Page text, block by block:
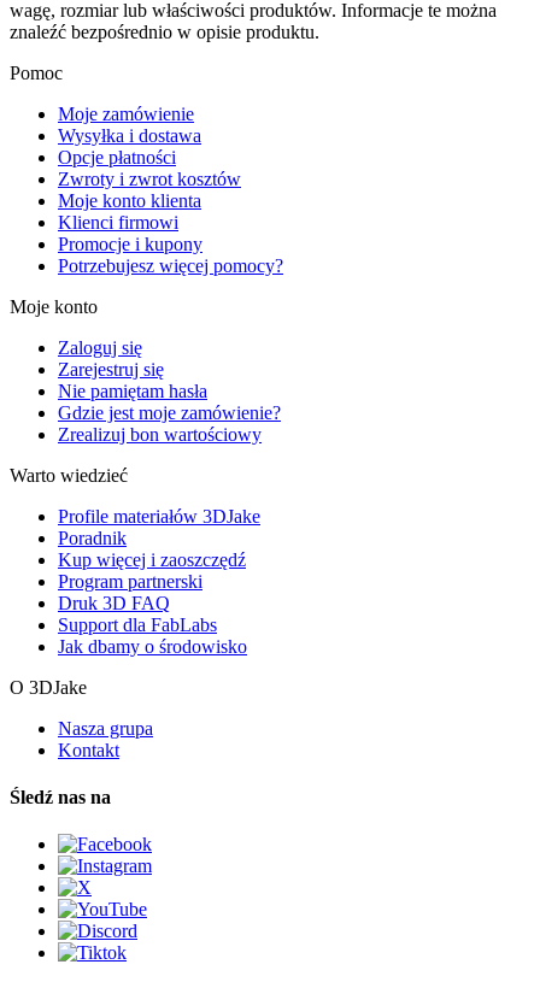
wagę, rozmiar lub właściwości produktów. Informacje te można
znaleźć bezpośrednio w opisie produktu.
Pomoc
Moje zamówienie
Wysyłka i dostawa
Opcje płatności
Zwroty i zwrot kosztów
Moje konto klienta
Klienci firmowi
Promocje i kupony
Potrzebujesz więcej pomocy?
Moje konto
Zaloguj się
Zarejestruj się
Nie pamiętam hasła
Gdzie jest moje zamówienie?
Zrealizuj bon wartościowy
Warto wiedzieć
Profile materiałów 3DJake
Poradnik
Kup więcej i zaoszczędź
Program partnerski
Druk 3D FAQ
Support dla FabLabs
Jak dbamy o środowisko
O 3DJake
Nasza grupa
Kontakt
Śledź nas na